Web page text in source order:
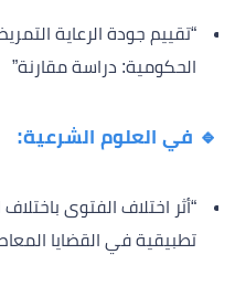
“تقييم جودة الرعاية
الحكومية: دراسة مقارنة”
🔹 في العلوم الشرعية:
“أثر اختلاف الفتوى
تطبيقية في القضايا